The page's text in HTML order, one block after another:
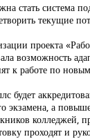
стать система
текущие
проекта
возможность
к работе по
будет
экзамена, а
колледжей,
проходят и